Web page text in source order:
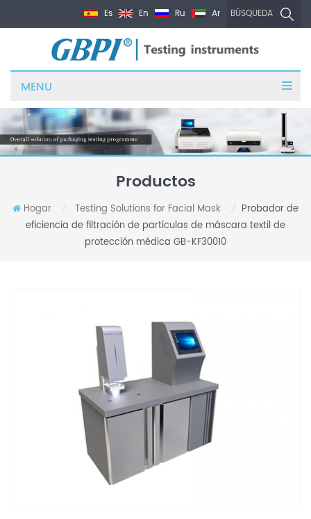
BÚSQUEDA
Es En Ru Ar
MENU
Productos
Hogar Testing Solutions for Facial Mask
Probador de
eficiencia de filtración de partículas de máscara textil de
protección médica GB-KF30010